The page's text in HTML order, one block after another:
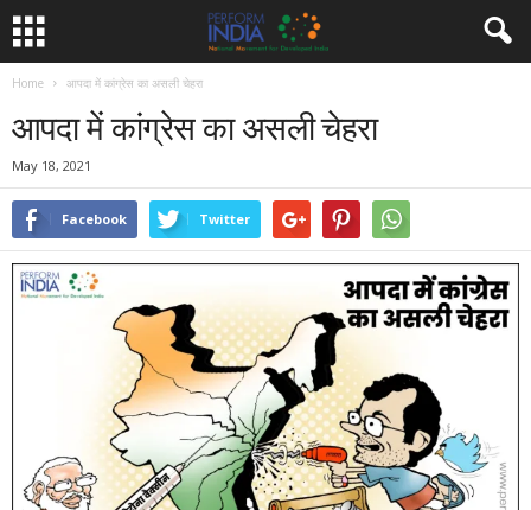
Home आपदा में कांग्रेस का असली चेहरा
आपदा में कांग्रेस का असली चेहरा
May 18, 2021
Facebook Twitter